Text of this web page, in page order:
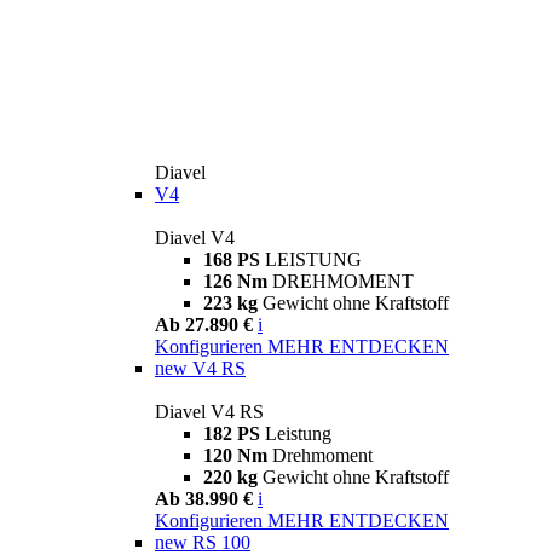
Diavel
V4
Diavel V4
168 PS LEISTUNG
126 Nm DREHMOMENT
223 kg Gewicht ohne Kraftstoff
Ab 27.890 € i
Konfigurieren MEHR ENTDECKEN
new V4 RS
Diavel V4 RS
182 PS Leistung
120 Nm Drehmoment
220 kg Gewicht ohne Kraftstoff
Ab 38.990 € i
Konfigurieren MEHR ENTDECKEN
new RS 100